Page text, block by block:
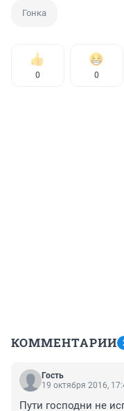
Гонка
0 0
КОММЕНТАРИИ
Гость
19 октября 2016,
Пути господни не